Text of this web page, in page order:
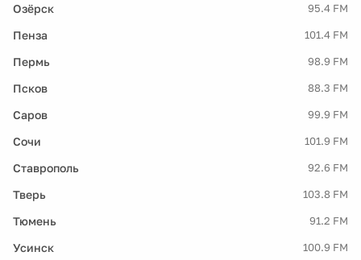
Озёрск 95.4 FM
Пенза 101.4 FM
Пермь 98.9 FM
Псков 88.3 FM
Саров 99.9 FM
Сочи 101.9 FM
Ставрополь 92.6 FM
Тверь 103.8 FM
Тюмень 91.2 FM
Усинск 100.9 FM